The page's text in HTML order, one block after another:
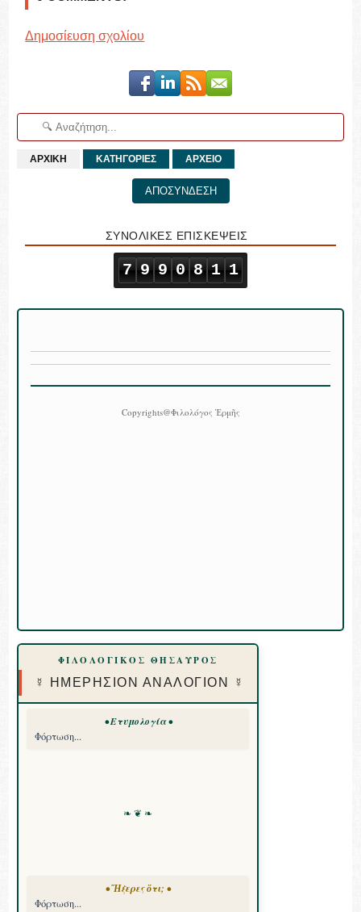
Δημοσίευση σχολίου
ΑΡΧΙΚΗ ΚΑΤΗΓΟΡΙΕΣ ΑΡΧΕΙΟ
ΑΠΟΣΥΝΔΕΣΗ
ΣΥΝΟΛΙΚΕΣ ΕΠΙΣΚΕΨΕΙΣ
7 9 9 0 8 1 1
Copyrights@Φιλολόγος Ἑρμῆς
ΦΙΛΟΛΟΓΙΚΟΣ ΘΗΣΑΥΡΟΣ
☿ ΗΜΕΡΗΣΙΟΝ ΑΝΑΛΟΓΙΟΝ ☿
• Ετυμολογία •
Φόρτωση...
❧ ❦ ❧
• Ἤξερες ὅτι; •
Φόρτωση...